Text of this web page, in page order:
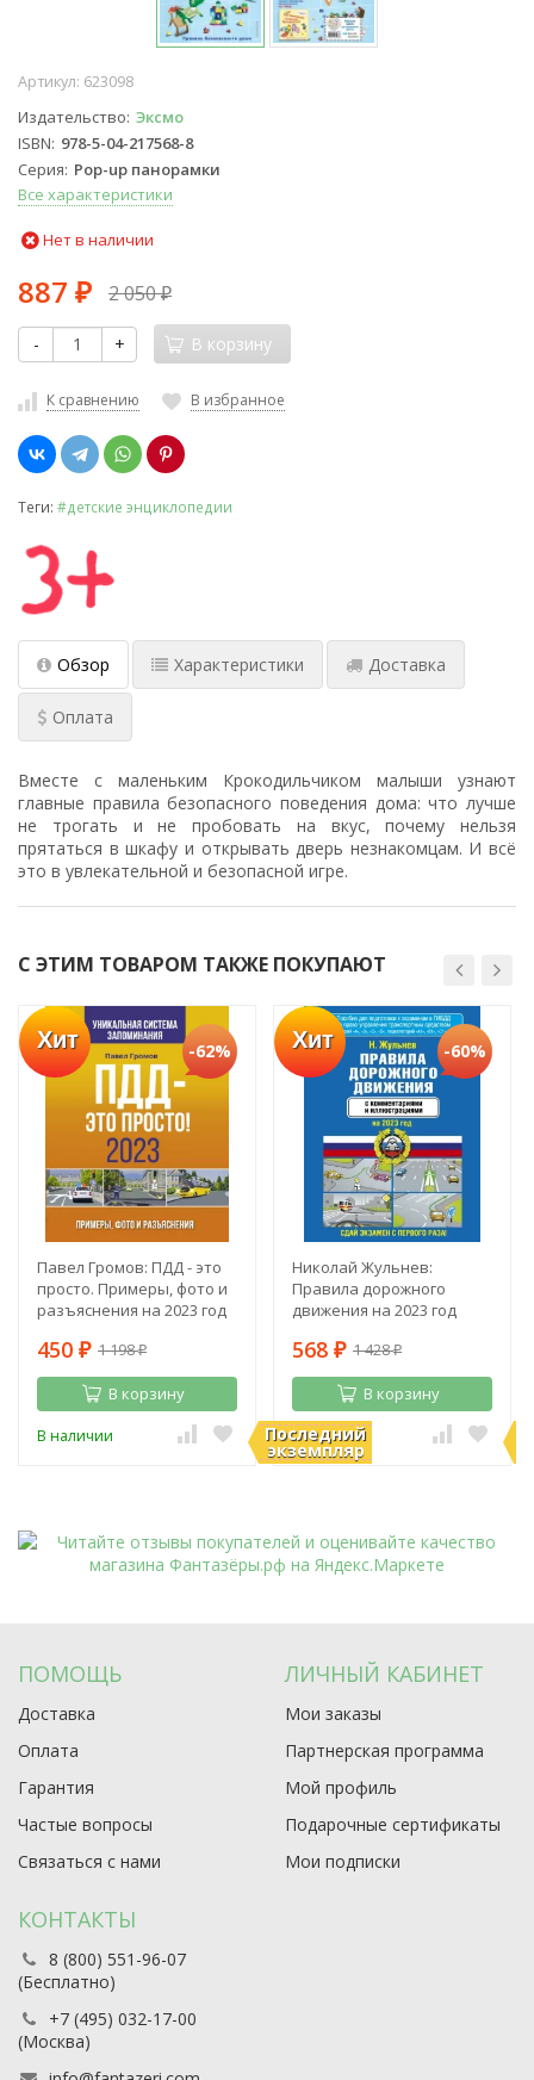
Артикул: 623098
Издательство Эксмо
ISBN 978-5-04-217568-8
Серия Pop-up панорамки
Все характеристики
Нет в наличии
887 ₽ 2 050₽
- + В корзину
К сравнению В избранное
Теги: #детские энциклопедии
Обзор Характеристики Доставка
Оплата
Вместе с маленьким Крокодильчиком малыши узнают
главные правила безопасного поведения дома: что лучше
не трогать и не пробовать на вкус, почему нельзя
прятаться в шкафу и открывать дверь незнакомцам. И всё
это в увлекательной и безопасной игре.
С ЭТИМ ТОВАРОМ ТАКЖЕ ПОКУПАЮТ
Хит -62%
Павел Громов: ПДД - это
просто. Примеры, фото и
разъяснения на 2023 год
450 ₽ 1 198₽
В корзину
В наличии
Хит
Последний
экземпляр
-60%
Николай Жульнев:
Правила дорожного
движения на 2023 год
568 ₽ 1 428₽
В корзину
В наличии
ПОМОЩЬ
Доставка
Оплата
Гарантия
Частые вопросы
Связаться с нами
ЛИЧНЫЙ КАБИНЕТ
Мои заказы
Партнерская программа
Мой профиль
Подарочные сертификаты
Мои подписки
КОНТАКТЫ
8 (800) 551-96-07
(Бесплатно)
+7 (495) 032-17-00
(Москва)